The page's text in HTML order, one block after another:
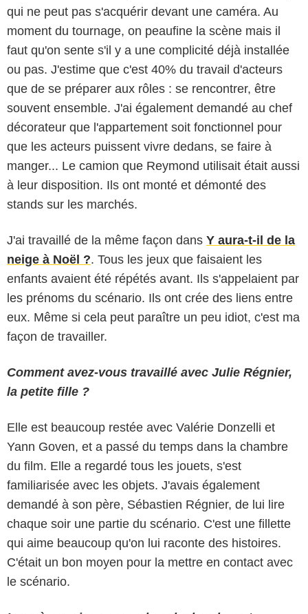
qui ne peut pas s'acquérir devant une caméra. Au
moment du tournage, on peaufine la scène mais il
faut qu'on sente s'il y a une complicité déjà installée
ou pas. J'estime que c'est 40% du travail d'acteurs
que de se préparer aux rôles : se rencontrer, être
souvent ensemble. J'ai également demandé au chef
décorateur que l'appartement soit fonctionnel pour
que les acteurs puissent vivre dedans, se faire à
manger... Le camion que Reymond utilisait était aussi
à leur disposition. Ils ont monté et démonté des
stands sur les marchés.
J'ai travaillé de la même façon dans Y aura-t-il de la
neige à Noël ?. Tous les jeux que faisaient les
enfants avaient été répétés avant. Ils s'appelaient par
les prénoms du scénario. Ils ont crée des liens entre
eux. Même si cela peut paraître un peu idiot, c'est ma
façon de travailler.
Comment avez-vous travaillé avec Julie Régnier,
la petite fille ?
Elle est beaucoup restée avec Valérie Donzelli et
Yann Goven, et a passé du temps dans la chambre
du film. Elle a regardé tous les jouets, s'est
familiarisée avec les objets. J'avais également
demandé à son père, Sébastien Régnier, de lui lire
chaque soir une partie du scénario. C'est une fillette
qui aime beaucoup qu'on lui raconte des histoires.
C'était un bon moyen pour la mettre en contact avec
le scénario.